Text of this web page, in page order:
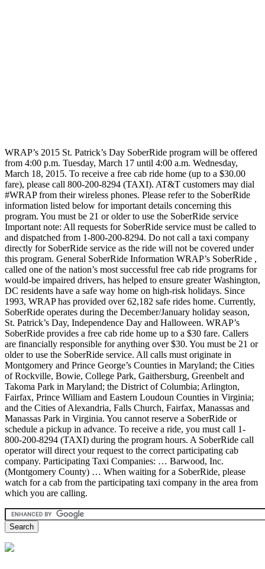
WRAP’s 2015 St. Patrick’s Day SoberRide program will be offered
from 4:00 p.m. Tuesday, March 17 until 4:00 a.m. Wednesday,
March 18, 2015. To receive a free cab ride home (up to a $30.00
fare), please call 800-200-8294 (TAXI). AT&T customers may dial
#WRAP from their wireless phones. Please refer to the SoberRide
information listed below for important details concerning this
program. You must be 21 or older to use the SoberRide service
Important note: All requests for SoberRide service must be called to
and dispatched from 1-800-200-8294. Do not call a taxi company
directly for SoberRide service as the ride will not be covered under
this program. General SoberRide Information WRAP’s SoberRide ,
called one of the nation’s most successful free cab ride programs for
would-be impaired drivers, has helped to ensure greater Washington,
DC residents have a safe way home on high-risk holidays. Since
1993, WRAP has provided over 62,182 safe rides home. Currently,
SoberRide operates during the December/January holiday season,
St. Patrick’s Day, Independence Day and Halloween. WRAP’s
SoberRide provides a free cab ride home up to a $30 fare. Callers
are financially responsible for anything over $30. You must be 21 or
older to use the SoberRide service. All calls must originate in
Montgomery and Prince George’s Counties in Maryland; the Cities
of Rockville, Bowie, College Park, Gaithersburg, Greenbelt and
Takoma Park in Maryland; the District of Columbia; Arlington,
Fairfax, Prince William and Eastern Loudoun Counties in Virginia;
and the Cities of Alexandria, Falls Church, Fairfax, Manassas and
Manassas Park in Virginia. You cannot reserve a SoberRide or
schedule a pickup in advance. To receive a ride, you must call 1-
800-200-8294 (TAXI) during the program hours. A SoberRide call
operator will direct your request to the correct participating cab
company. Participating Taxi Companies: … Barwood, Inc.
(Montgomery County) … When waiting for a SoberRide, please
watch for a cab from the participating taxi company in the area from
which you are calling.